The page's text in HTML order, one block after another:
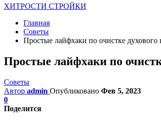
ХИТРОСТИ СТРОЙКИ
Главная
Советы
Простые лайфхаки по очистке духового
Простые лайфхаки по
Советы
Автор admin Опубликовано Фев 5, 2023
0
Поделится